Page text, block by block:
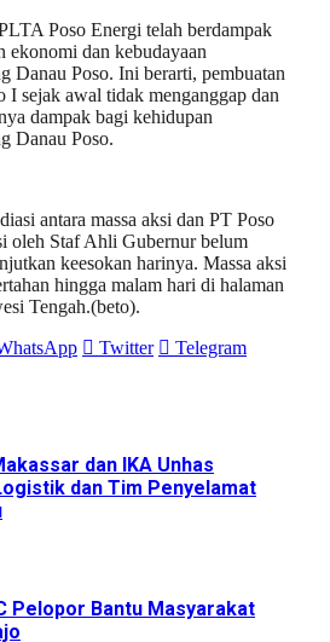
Poso Energi telah berdampak
ekonomi dan kebudayaan
Danau Poso. Ini berarti, pembuatan
I sejak awal tidak menganggap dan
dampak bagi kehidupan
Danau Poso.
antara massa aksi dan PT Poso
oleh Staf Ahli Gubernur belum
keesokan harinya. Massa aksi
hingga malam hari di halaman
Tengah.(beto).
Twitter
Telegram
dan IKA Unhas
dan Tim Penyelamat
Pelopor Bantu Masyarakat